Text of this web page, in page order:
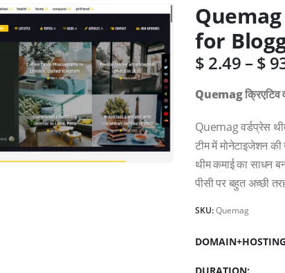
for
$ 2.49 – $
Quemag क्रिएटिव
Quemag वर्डप्रेस
टीम में मोनेटाइजेशन
थीम कमाई का साधन
पीसी पर बहुत अच्छी
SKU:Quemag
DOMAIN+HOSTING